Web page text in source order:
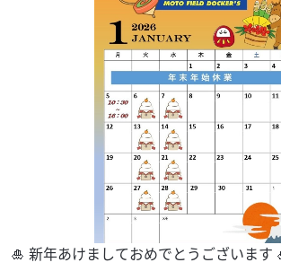
🎍 新年あけましておめでとうございます